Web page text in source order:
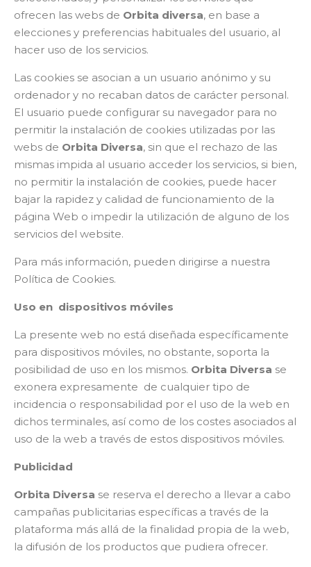
ofrecen las webs de Orbita diversa, en base a
elecciones y preferencias habituales del usuario, al
hacer uso de los servicios.
Las cookies se asocian a un usuario anónimo y su
ordenador y no recaban datos de carácter personal.
El usuario puede configurar su navegador para no
permitir la instalación de cookies utilizadas por las
webs de Orbita Diversa, sin que el rechazo de las
mismas impida al usuario acceder los servicios, si bien,
no permitir la instalación de cookies, puede hacer
bajar la rapidez y calidad de funcionamiento de la
página Web o impedir la utilización de alguno de los
servicios del website.
Para más información, pueden dirigirse a nuestra
Política de Cookies.
Uso en dispositivos móviles
La presente web no está diseñada específicamente
para dispositivos móviles, no obstante, soporta la
posibilidad de uso en los mismos. Orbita Diversa se
exonera expresamente de cualquier tipo de
incidencia o responsabilidad por el uso de la web en
dichos terminales, así como de los costes asociados al
uso de la web a través de estos dispositivos móviles.
Publicidad
Orbita Diversa se reserva el derecho a llevar a cabo
campañas publicitarias específicas a través de la
plataforma más allá de la finalidad propia de la web,
la difusión de los productos que pudiera ofrecer.